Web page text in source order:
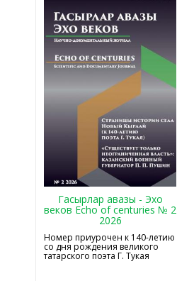
Гасырлар авазы - Эхо
веков Echo of centuries № 2
2026
Номер приурочен к 140-летию
со дня рождения великого
татарского поэта Г. Тукая